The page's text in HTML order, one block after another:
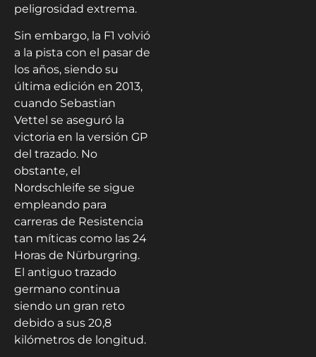
peligrosidad extrema.
Sin embargo, la F1 volvió
a la pista con el pasar de
los años, siendo su
última edición en 2013,
cuando Sebastian
Vettel se aseguró la
victoria en la versión GP
del trazado. No
obstante, el
Nordschleife se sigue
empleando para
carreras de Resistencia
tan míticas como las 24
Horas de Nürburgring.
El antiguo trazado
germano continua
siendo un gran reto
debido a sus 20,8
kilómetros de longitud.